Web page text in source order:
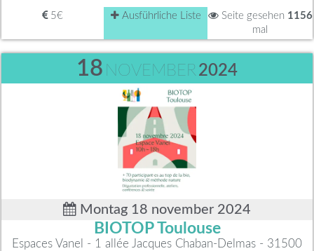
5€ Ausführliche Liste Seite gesehen 1156
mal
18 NOVEMBER2024
Montag 18 november 2024
BIOTOP Toulouse
Espaces Vanel - 1 allée Jacques Chaban-Delmas - 31500